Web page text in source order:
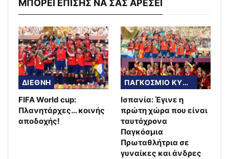
ΜΠΟΡΕΙ ΕΠΙΣΗΣ ΝΑ ΣΑΣ ΑΡΕΣΕΙ
ΔΙΕΘΝΗ
FIFA World cup:
Πλανητάρχες… κοινής
αποδοχής!
ΠΑΓΚΟΣΜΙΟ ΚΥΠΕΛΛΟ
Ισπανία: Έγινε η
πρώτη χώρα που είναι
ταυτόχρονα
Παγκόσμια
Πρωταθλήτρια σε
γυναίκες και άνδρες